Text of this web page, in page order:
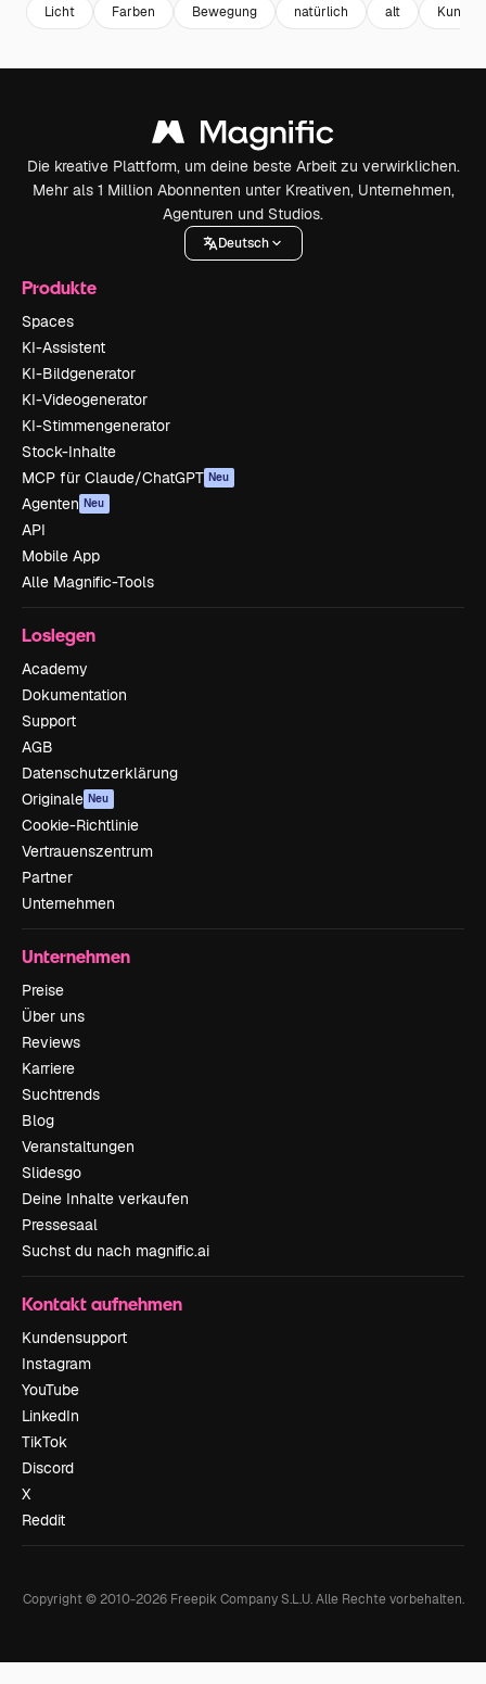
Licht Farben Bewegung natürlich alt Kunst
Die kreative Plattform, um deine beste Arbeit zu verwirklichen.
Mehr als 1 Million Abonnenten unter Kreativen, Unternehmen,
Agenturen und Studios.
Deutsch
Produkte
Spaces
KI-Assistent
KI-Bildgenerator
KI-Videogenerator
KI-Stimmengenerator
Stock-Inhalte
MCP für Claude/ChatGPT Neu
Agenten Neu
API
Mobile App
Alle Magnific-Tools
Loslegen
Academy
Dokumentation
Support
AGB
Datenschutzerklärung
Originale Neu
Cookie-Richtlinie
Vertrauenszentrum
Partner
Unternehmen
Unternehmen
Preise
Über uns
Reviews
Karriere
Suchtrends
Blog
Veranstaltungen
Slidesgo
Deine Inhalte verkaufen
Pressesaal
Suchst du nach magnific.ai
Kontakt aufnehmen
Kundensupport
Instagram
YouTube
LinkedIn
TikTok
Discord
X
Reddit
Copyright © 2010-2026Freepik Company S.L.U. Alle Rechte vorbehalten.